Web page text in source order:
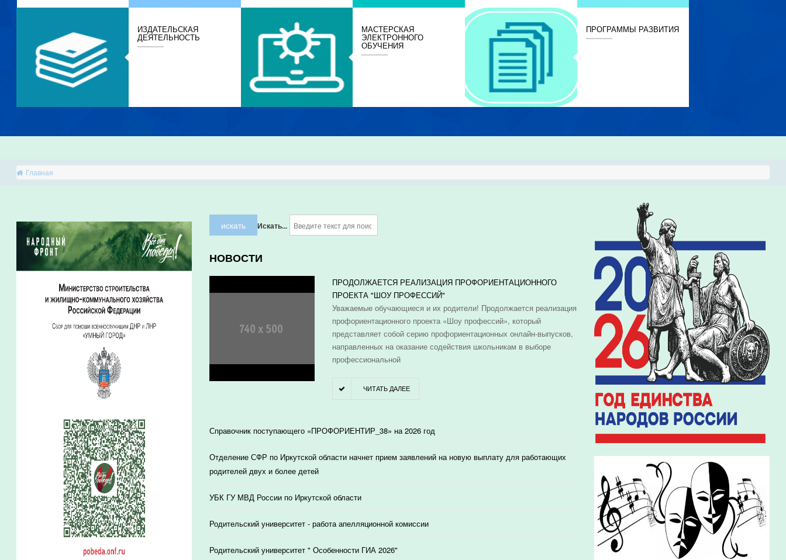
ИЗДАТЕЛЬСКАЯ
ДЕЯТЕЛЬНОСТЬ
МАСТЕРСКАЯ
ЭЛЕКТРОННОГО
ОБУЧЕНИЯ
ПРОГРАММЫ РАЗВИТИЯ
Главная
искать Искать...
НОВОСТИ
ПРОДОЛЖАЕТСЯ РЕАЛИЗАЦИЯ ПРОФОРИЕНТАЦИОННОГО
ПРОЕКТА "ШОУ ПРОФЕССИЙ"
Уважаемые обучающиеся и их родители! Продолжается реализация
профориентационного проекта «Шоу профессий», который
представляет собой серию профориентационных онлайн-выпусков,
направленных на оказание содействия школьникам в выборе
профессиональной
ЧИТАТЬ ДАЛЕЕ
Справочник поступающего «ПРОФОРИЕНТИР_38» на 2026 год
Отделение СФР по Иркутской области начнет прием заявлений на новую выплату для работающих
родителей двух и более детей
УБК ГУ МВД России по Иркутской области
Родительский университет - работа апелляционной комиссии
Родительский университет " Особенности ГИА 2026"